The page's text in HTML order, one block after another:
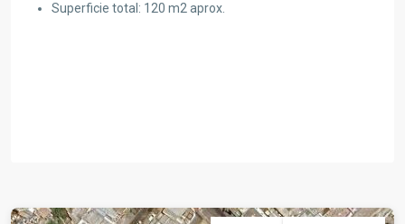
Superficie total: 120 m2 aprox.